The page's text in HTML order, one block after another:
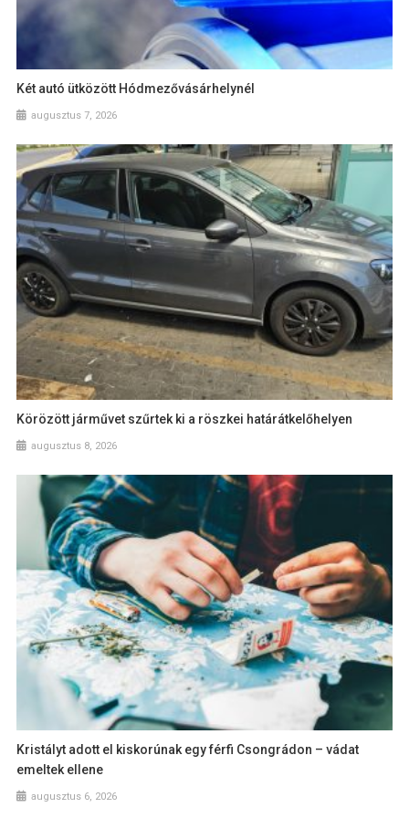
Két autó ütközött Hódmezővásárhelynél
augusztus 7, 2026
Körözött járművet szűrtek ki a röszkei határátkelőhelyen
augusztus 8, 2026
Kristályt adott el kiskorúnak egy férfi Csongrádon – vádat
emeltek ellene
augusztus 6, 2026